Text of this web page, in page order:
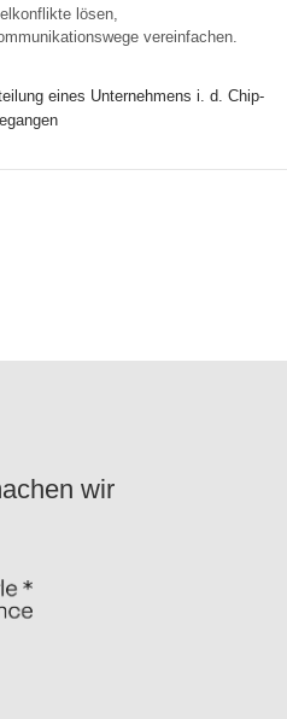
lösen,
vereinfachen.
eines Unternehmens i. d. Chip-
wir